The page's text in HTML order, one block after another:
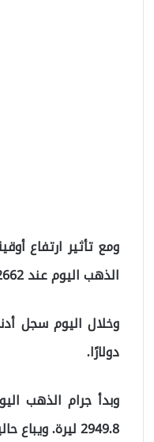
ومع تأثير ارتفاع
الذهب اليوم عند 2662 دولارًا.
دولارًا.
2949.8 ليرة. ويباع حاليا بسعر 2949 ليرة.